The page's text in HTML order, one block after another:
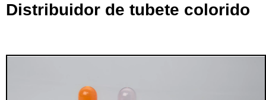
Distribuidor de tubete colorido